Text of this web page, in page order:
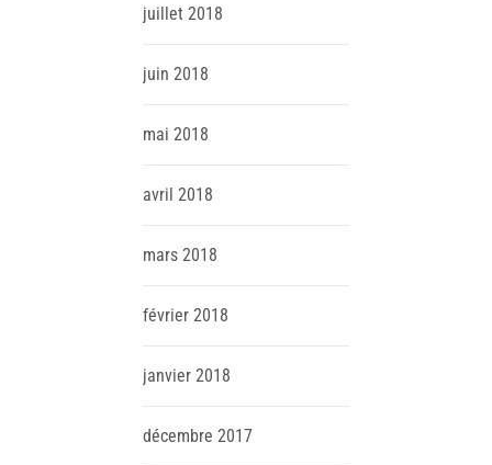
juillet 2018
juin 2018
mai 2018
avril 2018
mars 2018
février 2018
janvier 2018
décembre 2017